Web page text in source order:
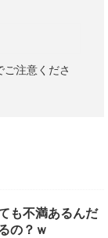
注意くださ
も不満あるんだ
の？ｗ